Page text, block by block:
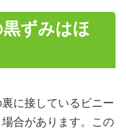
ずみはほ
に接しているビニー
合があります。この